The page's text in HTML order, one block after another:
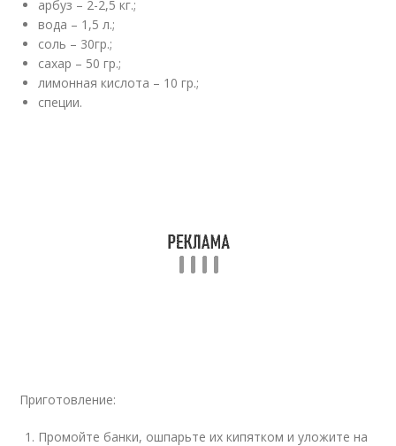
арбуз – 2-2,5 кг.;
вода – 1,5 л.;
соль – 30гр.;
сахар – 50 гр.;
лимонная кислота – 10 гр.;
специи.
Приготовление:
Промойте банки, ошпарьте их кипятком и уложите на